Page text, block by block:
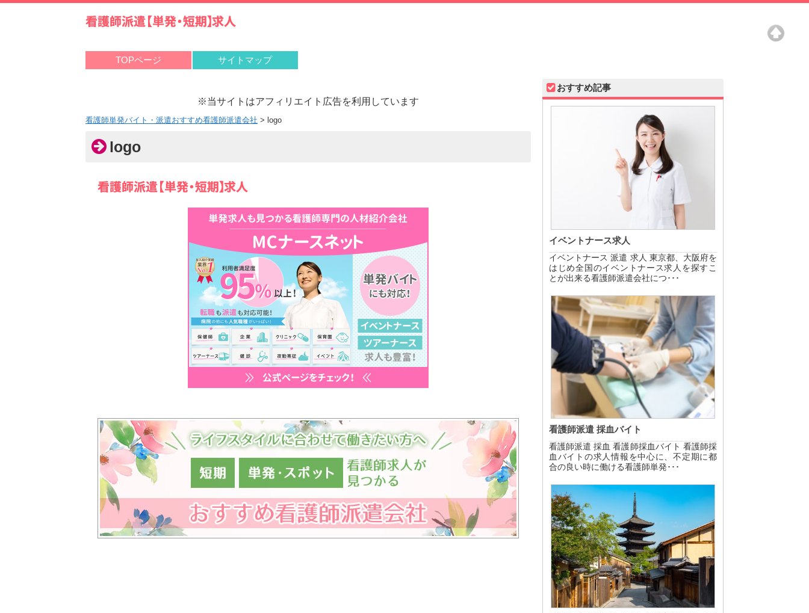
TOPページ サイトマップ
※当サイトはアフィリエイト広告を利用しています
看護師単発バイト・派遣おすすめ看護師派遣会社 > logo
logo
おすすめ記事
イベントナース求人
イベントナース 派遣 求人 東京都、大阪府を
はじめ全国のイベントナース求人を探すこ
とが出来る看護師派遣会社につ･･･
看護師派遣 採血バイト
看護師派遣 採血 看護師採血バイト 看護師採
血バイトの求人情報を中心に、不定期に都
合の良い時に働ける看護師単発･･･